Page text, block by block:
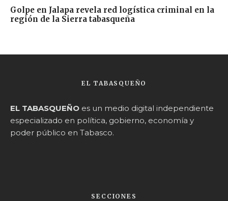
Golpe en Jalapa revela red logística criminal en la
región de la Sierra tabasqueña
EL TABASQUEÑO
EL TABASQUEÑO es un medio digital independiente
especializado en política, gobierno, economía y
poder público en Tabasco.
SECCIONES